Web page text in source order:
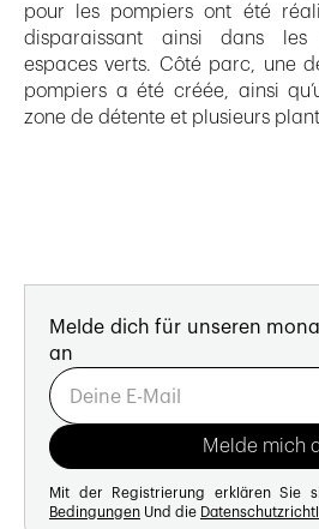
pour les pompiers ont été
disparaissant ainsi dans les
espaces verts. Côté parc, une
pompiers a été créée, ainsi
zone de détente et plusieurs
Melde dich für unseren
an
Mit der Registrierung erklären Sie
Bedingungen Und die